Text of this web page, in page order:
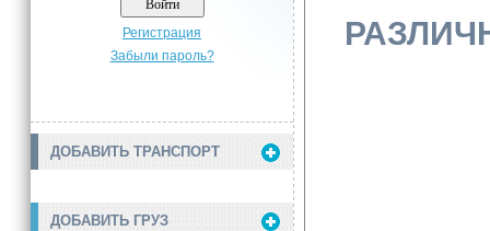
Регистрация
Забыли пароль?
ДОБАВИТЬ ТРАНСПОРТ
ДОБАВИТЬ ГРУЗ